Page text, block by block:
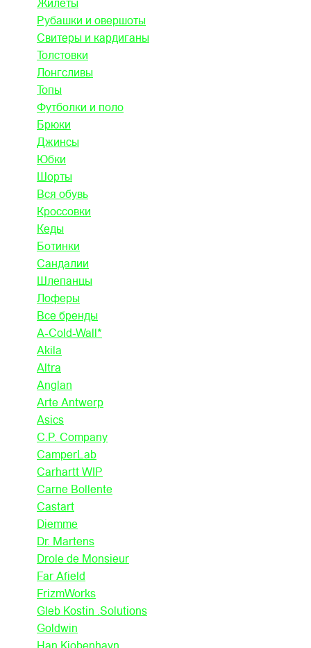
Жилеты
Рубашки и овершоты
Свитеры и кардиганы
Толстовки
Лонгсливы
Топы
Футболки и поло
Брюки
Джинсы
Юбки
Шорты
Вся обувь
Кроссовки
Кеды
Ботинки
Сандалии
Шлепанцы
Лоферы
Все бренды
A-Cold-Wall*
Akila
Altra
Anglan
Arte Antwerp
Asics
C.P. Company
CamperLab
Carhartt WIP
Carne Bollente
Castart
Diemme
Dr. Martens
Drole de Monsieur
Far Afield
FrizmWorks
Gleb Kostin .Solutions
Goldwin